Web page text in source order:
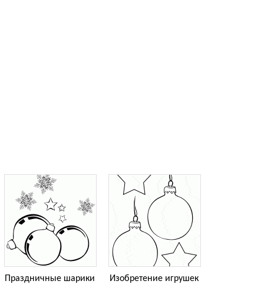
Праздничные шарики Изобретение игрушек